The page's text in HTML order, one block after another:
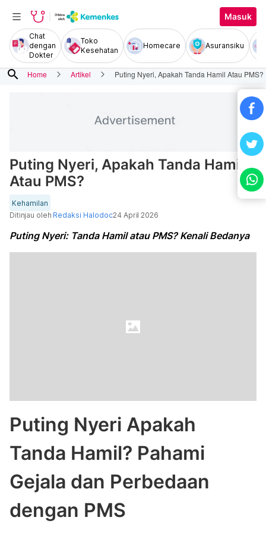
Masuk
Chat
dengan
Dokter
Toko
Kesehatan
Homecare Asuransiku
search Home Artikel Puting Nyeri, Apakah Tanda Hamil Atau PMS?
Puting Nyeri, Apakah Tanda Hamil
Atau PMS?
Kehamilan
Ditinjau oleh Redaksi Halodoc24 April 2026
Puting Nyeri: Tanda Hamil atau PMS? Kenali Bedanya
Puting Nyeri Apakah
Tanda Hamil? Pahami
Gejala dan Perbedaan
dengan PMS